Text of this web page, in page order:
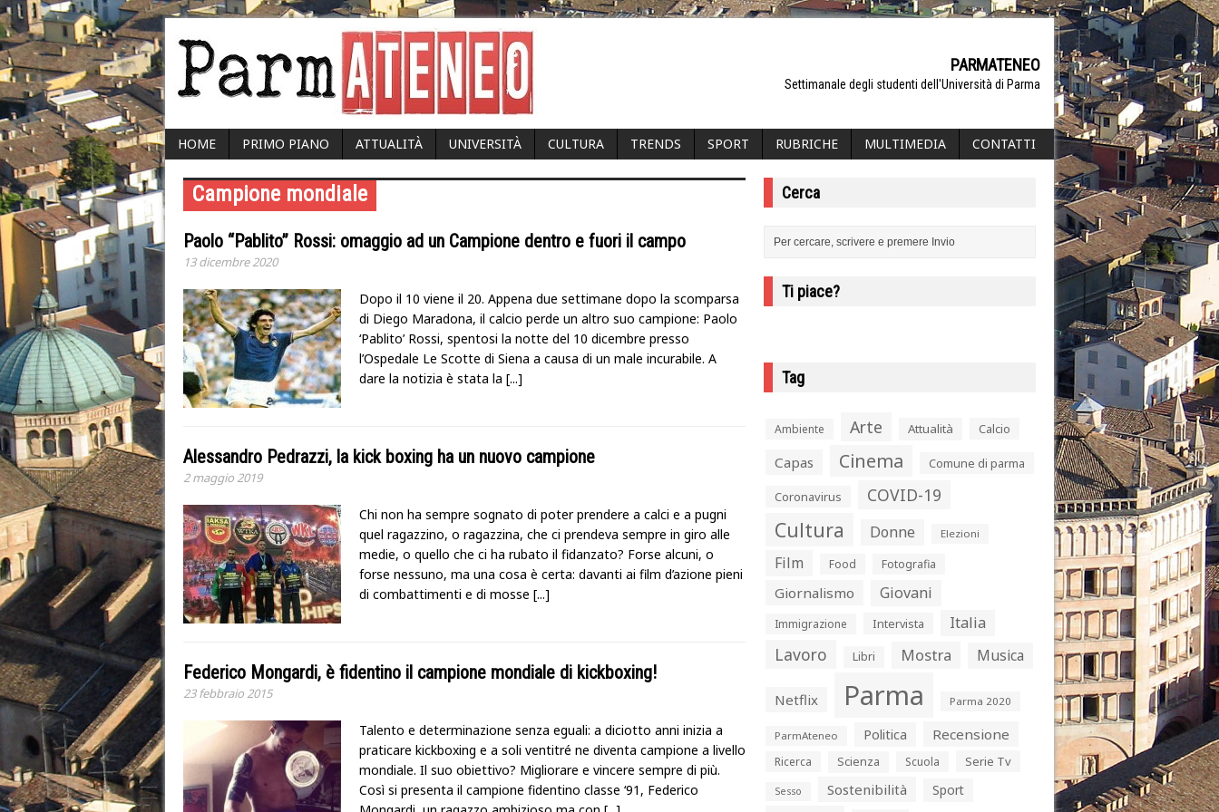
PARMATENEO
Settimanale degli studenti dell'Università di Parma
HOME PRIMO PIANO ATTUALITÀ UNIVERSITÀ CULTURA TRENDS SPORT RUBRICHE MULTIMEDIA CONTATTI
Campione mondiale
Paolo “Pablito” Rossi: omaggio ad un Campione dentro e fuori il campo
13 dicembre 2020
Dopo il 10 viene il 20. Appena due settimane dopo la scomparsa
di Diego Maradona, il calcio perde un altro suo campione: Paolo
‘Pablito’ Rossi, spentosi la notte del 10 dicembre presso
l’Ospedale Le Scotte di Siena a causa di un male incurabile. A
dare la notizia è stata la [...]
Alessandro Pedrazzi, la kick boxing ha un nuovo campione
2 maggio 2019
Chi non ha sempre sognato di poter prendere a calci e a pugni
quel ragazzino, o ragazzina, che ci prendeva sempre in giro alle
medie, o quello che ci ha rubato il fidanzato? Forse alcuni, o
forse nessuno, ma una cosa è certa: davanti ai film d’azione pieni
di combattimenti e di mosse [...]
Federico Mongardi, è fidentino il campione mondiale di kickboxing!
23 febbraio 2015
Talento e determinazione senza eguali: a diciotto anni inizia a
praticare kickboxing e a soli ventitré ne diventa campione a livello
mondiale. Il suo obiettivo? Migliorare e vincere sempre di più.
Così si presenta il campione fidentino classe ‘91, Federico
Cerca
Ti piace?
Tag
Ambiente Arte Attualità Calcio
Capas Cinema Comune di parma
Coronavirus COVID-19
Cultura Donne Elezioni
Film Food Fotografia
Giornalismo Giovani
Immigrazione Intervista Italia
Lavoro Libri Mostra Musica
Netflix Parma Parma 2020
ParmAteneo Politica Recensione
Ricerca Scienza Scuola Serie Tv
Sesso Sostenibilità Sport